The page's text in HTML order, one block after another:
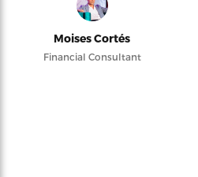
Moises Cortés
Financial Consultant